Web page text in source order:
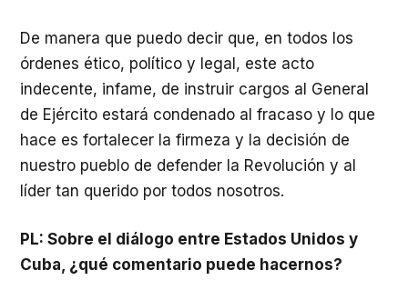
De manera que puedo decir que, en todos los
órdenes ético, político y legal, este acto
indecente, infame, de instruir cargos al General
de Ejército estará condenado al fracaso y lo que
hace es fortalecer la firmeza y la decisión de
nuestro pueblo de defender la Revolución y al
líder tan querido por todos nosotros.
PL: Sobre el diálogo entre Estados Unidos y
Cuba, ¿qué comentario puede hacernos?